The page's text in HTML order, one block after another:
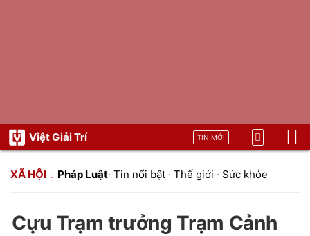
Việt Giải Trí TIN MỚI
XÃ HỘI Pháp Luật· Tin nổi bật · Thế giới · Sức khỏe
Cựu Trạm trưởng Trạm Cảnh